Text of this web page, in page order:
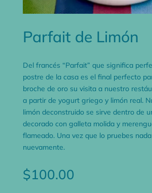
Parfait de Limón
Del francés “Parfait” que significa
postre de la casa es el final perfecto
broche de oro su visita a nuestro
a partir de yogurt griego y limón real.
limón deconstruido se sirve dentro de
decorado con galleta molida y
flameado. Una vez que lo pruebes
nuevamente.
$100.00